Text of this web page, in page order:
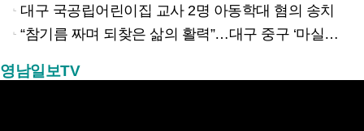
대구 국공립어린이집 교사 2명 아동학대 혐의 송치
“참기름 짜며 되찾은 삶의 활력”…대구 중구 ‘마실방앗간’ 어르신들의 인생 2막
영남일보TV